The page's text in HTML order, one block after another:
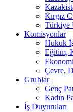
Kırgız
Türkiye
Komisyonlar
Hukuk
Eğitim,
Çevre,
Grublar
Genç
Kadın
İş Duyuruları